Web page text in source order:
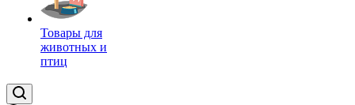
Товары для
животных и
птиц